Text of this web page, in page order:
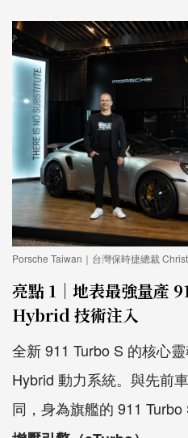
Porsche Taiwan｜台灣保時捷總裁
亮點 1｜地表最強量產
Hybrid 技術注入
全新 911 Turbo S 的核心
Hybrid 動力系統。與先前
同，身為旗艦的 911 Turbo